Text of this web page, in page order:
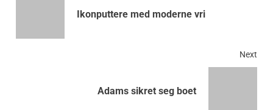
Ikonputtere med moderne vri
Next
Adams sikret seg boet